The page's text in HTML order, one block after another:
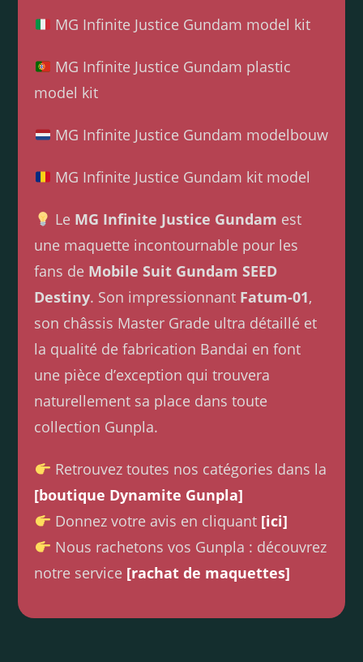
MG Infinite Justice Gundam model kit
MG Infinite Justice Gundam plastic
model kit
MG Infinite Justice Gundam modelbouw
MG Infinite Justice Gundam kit model
Le MG Infinite Justice Gundam est
une maquette incontournable pour les
fans de Mobile Suit Gundam SEED
Destiny. Son impressionnant Fatum-01,
son châssis Master Grade ultra détaillé et
la qualité de fabrication Bandai en font
une pièce d’exception qui trouvera
naturellement sa place dans toute
collection Gunpla.
Retrouvez toutes nos catégories dans la
[boutique Dynamite Gunpla]
Donnez votre avis en cliquant [ici]
Nous rachetons vos Gunpla : découvrez
notre service [rachat de maquettes]